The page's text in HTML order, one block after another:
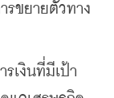
รขยายตัวทาง
เงินที่มีเป้า